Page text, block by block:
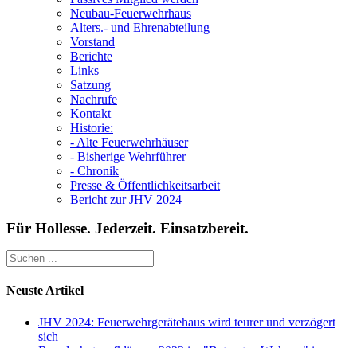
Neubau-Feuerwehrhaus
Alters.- und Ehrenabteilung
Vorstand
Berichte
Links
Satzung
Nachrufe
Kontakt
Historie:
- Alte Feuerwehrhäuser
- Bisherige Wehrführer
- Chronik
Presse & Öffentlichkeitsarbeit
Bericht zur JHV 2024
Für Hollesse. Jederzeit. Einsatzbereit.
Neuste Artikel
JHV 2024: Feuerwehrgerätehaus wird teurer und verzögert
sich